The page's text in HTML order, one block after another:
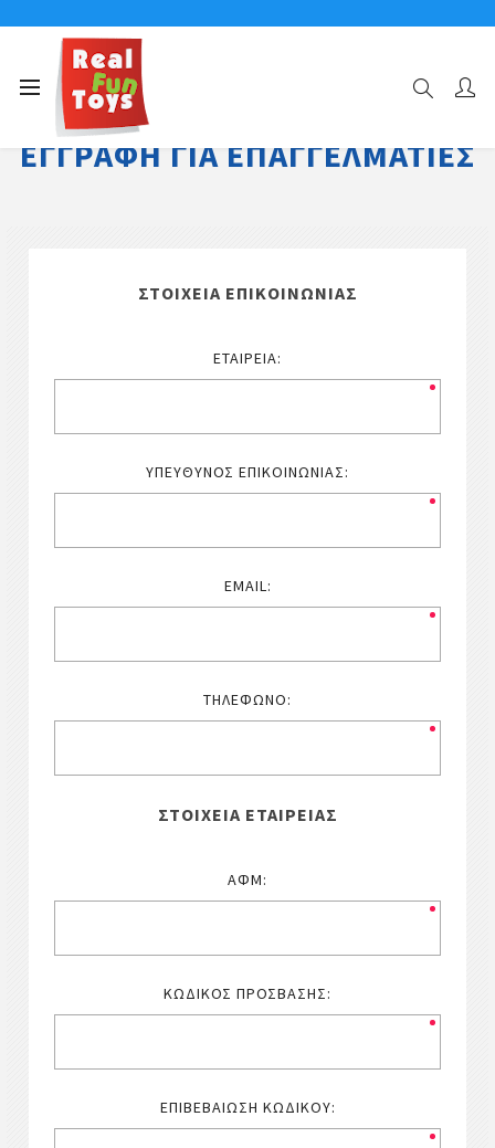
ΕΓΓΡΑΦΉ ΓΙΑ ΕΠΑΓΓΕΛΜΑΤΊΕΣ
ΣΤΟΙΧΕΊΑ ΕΠΙΚΟΙΝΩΝΊΑΣ
ΕΤΑΙΡΕΊΑ:
ΥΠΕΎΘΥΝΟΣ ΕΠΙΚΟΙΝΩΝΊΑΣ:
EMAIL:
ΤΗΛΈΦΩΝΟ:
ΣΤΟΙΧΕΊΑ ΕΤΑΙΡΕΊΑΣ
ΑΦΜ:
ΚΩΔΙΚΌΣ ΠΡΌΣΒΑΣΗΣ:
ΕΠΙΒΕΒΑΊΩΣΗ ΚΩΔΙΚΟΎ: